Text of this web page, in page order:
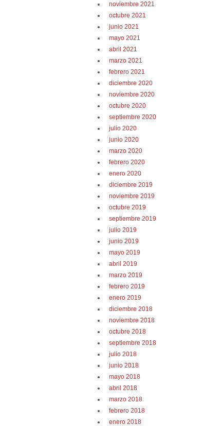
noviembre 2021
octubre 2021
junio 2021
mayo 2021
abril 2021
marzo 2021
febrero 2021
diciembre 2020
noviembre 2020
octubre 2020
septiembre 2020
julio 2020
junio 2020
marzo 2020
febrero 2020
enero 2020
diciembre 2019
noviembre 2019
octubre 2019
septiembre 2019
julio 2019
junio 2019
mayo 2019
abril 2019
marzo 2019
febrero 2019
enero 2019
diciembre 2018
noviembre 2018
octubre 2018
septiembre 2018
julio 2018
junio 2018
mayo 2018
abril 2018
marzo 2018
febrero 2018
enero 2018